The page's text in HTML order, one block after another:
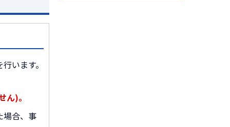
います。
ん)。
場合、事